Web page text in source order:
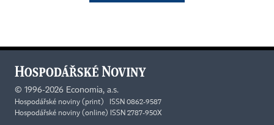
© 1996-2026 Economia, a.s.
Hospodářské noviny (print) ISSN 0862-9587
Hospodářské noviny (online) ISSN 2787-950X